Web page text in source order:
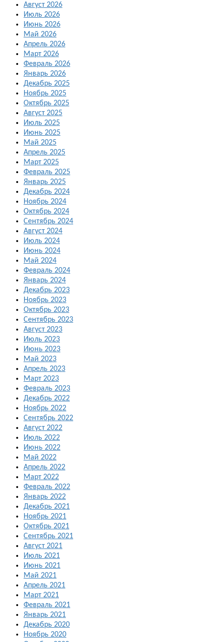
Август 2026
Июль 2026
Июнь 2026
Май 2026
Апрель 2026
Март 2026
Февраль 2026
Январь 2026
Декабрь 2025
Ноябрь 2025
Октябрь 2025
Август 2025
Июль 2025
Июнь 2025
Май 2025
Апрель 2025
Март 2025
Февраль 2025
Январь 2025
Декабрь 2024
Ноябрь 2024
Октябрь 2024
Сентябрь 2024
Август 2024
Июль 2024
Июнь 2024
Май 2024
Февраль 2024
Январь 2024
Декабрь 2023
Ноябрь 2023
Октябрь 2023
Сентябрь 2023
Август 2023
Июль 2023
Июнь 2023
Май 2023
Апрель 2023
Март 2023
Февраль 2023
Декабрь 2022
Ноябрь 2022
Сентябрь 2022
Август 2022
Июль 2022
Июнь 2022
Май 2022
Апрель 2022
Март 2022
Февраль 2022
Январь 2022
Декабрь 2021
Ноябрь 2021
Октябрь 2021
Сентябрь 2021
Август 2021
Июль 2021
Июнь 2021
Май 2021
Апрель 2021
Март 2021
Февраль 2021
Январь 2021
Декабрь 2020
Ноябрь 2020